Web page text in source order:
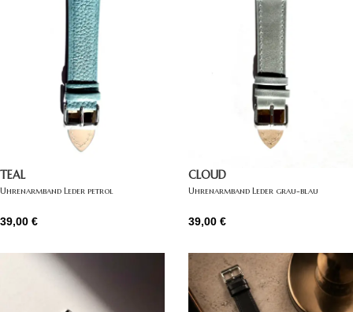
TEAL
Uhrenarmband Leder petrol
39,00 €
CLOUD
Uhrenarmband Leder grau-blau
39,00 €